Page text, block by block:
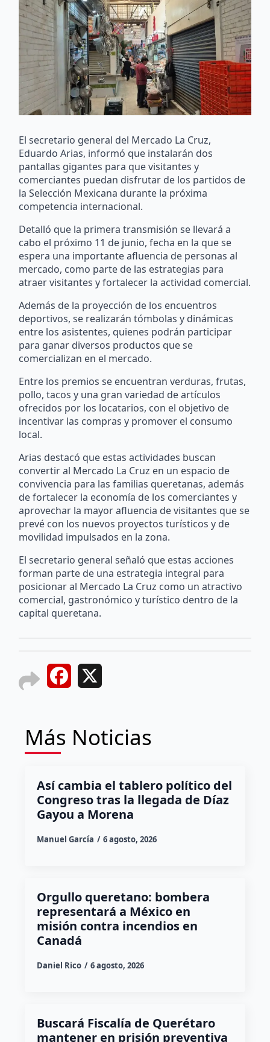
El secretario general del Mercado La Cruz,
Eduardo Arias, informó que instalarán dos
pantallas gigantes para que visitantes y
comerciantes puedan disfrutar de los partidos de
la Selección Mexicana durante la próxima
competencia internacional.
Detalló que la primera transmisión se llevará a
cabo el próximo 11 de junio, fecha en la que se
espera una importante afluencia de personas al
mercado, como parte de las estrategias para
atraer visitantes y fortalecer la actividad comercial.
Además de la proyección de los encuentros
deportivos, se realizarán tómbolas y dinámicas
entre los asistentes, quienes podrán participar
para ganar diversos productos que se
comercializan en el mercado.
Entre los premios se encuentran verduras, frutas,
pollo, tacos y una gran variedad de artículos
ofrecidos por los locatarios, con el objetivo de
incentivar las compras y promover el consumo
local.
Arias destacó que estas actividades buscan
convertir al Mercado La Cruz en un espacio de
convivencia para las familias queretanas, además
de fortalecer la economía de los comerciantes y
aprovechar la mayor afluencia de visitantes que se
prevé con los nuevos proyectos turísticos y de
movilidad impulsados en la zona.
El secretario general señaló que estas acciones
forman parte de una estrategia integral para
posicionar al Mercado La Cruz como un atractivo
comercial, gastronómico y turístico dentro de la
capital queretana.
Facebook
Más Noticias
Así cambia el tablero político del
Congreso tras la llegada de Díaz
Gayou a Morena
Manuel García 6 agosto, 2026
Orgullo queretano: bombera
representará a México en
misión contra incendios en
Canadá
Daniel Rico 6 agosto, 2026
Buscará Fiscalía de Querétaro
mantener en prisión preventiva